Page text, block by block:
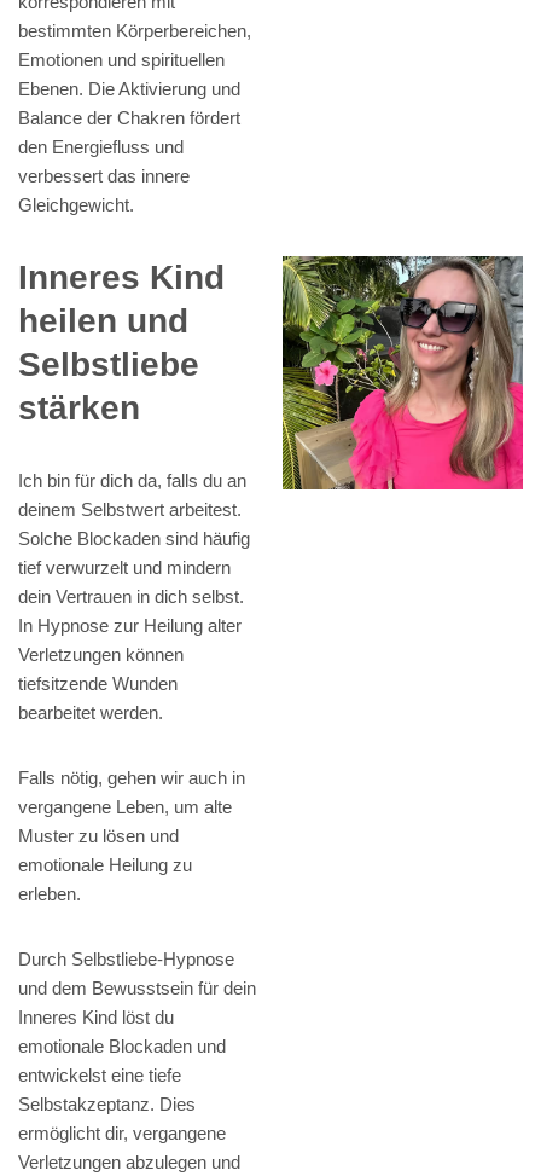
bestimmten Körperbereichen,
Emotionen und spirituellen
Ebenen. Die Aktivierung und
Balance der Chakren fördert
den Energiefluss und
verbessert das innere
Gleichgewicht.
Inneres Kind
heilen und
Selbstliebe
stärken
Ich bin für dich da, falls du an
deinem Selbstwert arbeitest.
Solche Blockaden sind häufig
tief verwurzelt und mindern
dein Vertrauen in dich selbst.
In Hypnose zur Heilung alter
Verletzungen können
tiefsitzende Wunden
bearbeitet werden.
Falls nötig, gehen wir auch in
vergangene Leben, um alte
Muster zu lösen und
emotionale Heilung zu
erleben.
Durch Selbstliebe-Hypnose
und dem Bewusstsein für dein
Inneres Kind löst du
emotionale Blockaden und
entwickelst eine tiefe
Selbstakzeptanz. Dies
ermöglicht dir, vergangene
Verletzungen abzulegen und